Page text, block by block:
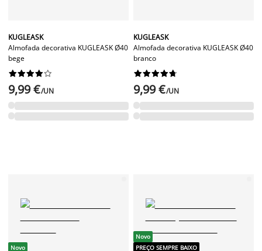
KUGLEASK
Almofada decorativa KUGLEASK Ø40
bege






9,99 €/UN
KUGLEASK
Almofada decorativa KUGLEASK Ø40
branco






9,99 €/UN
Novo
Novo
PREÇO SEMPRE BAIXO